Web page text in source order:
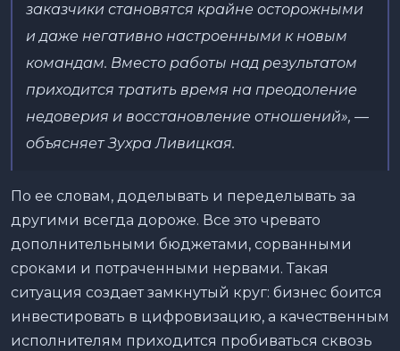
заказчики становятся крайне осторожными
и даже негативно настроенными к новым
командам. Вместо работы над результатом
приходится тратить время на преодоление
недоверия и восстановление отношений», —
объясняет Зухра Ливицкая.
По ее словам, доделывать и переделывать за
другими всегда дороже. Все это чревато
дополнительными бюджетами, сорванными
сроками и потраченными нервами. Такая
ситуация создает замкнутый круг: бизнес боится
инвестировать в цифровизацию, а качественным
исполнителям приходится пробиваться сквозь